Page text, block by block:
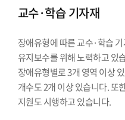
교수·학습 기자재
장애유형에 따른 교수·학습
유지보수를 위해 노력하고 있
장애유형별로 3개 영역 이상
개수도 2개 이상 있습니다. 또
지원도 시행하고 있습니다.